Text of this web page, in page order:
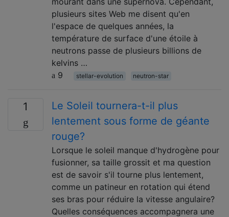
plusieurs sites Web me disent qu'en
l'espace de quelques années, la
température de surface d'une étoile à
neutrons passe de plusieurs billions de
kelvins …
9
stellar-evolution neutron-star
1
Le Soleil tournera-t-il plus
lentement sous forme de géante
rouge?
Lorsque le soleil manque d'hydrogène pour
fusionner, sa taille grossit et ma question
est de savoir s'il tourne plus lentement,
comme un patineur en rotation qui étend
ses bras pour réduire la vitesse angulaire?
Quelles conséquences accompagnera une